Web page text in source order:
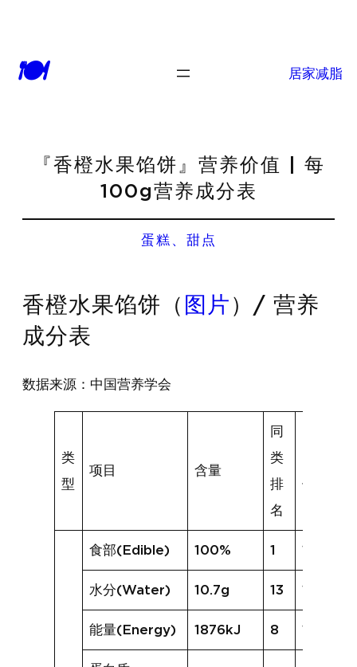
🍽 居家减脂
『香橙水果馅饼』营养价值 | 每
100g营养成分表
蛋糕、甜点
香橙水果馅饼（ 图片 ）/ 营养
成分表
数据来源：中国营养学会
类
型
项目 含量
同
类
排
名
值
食部(Edible) 100% 1 100%
水分(Water) 10.7g 13 12.8g
能量(Energy) 1876kJ 8 1757kJ